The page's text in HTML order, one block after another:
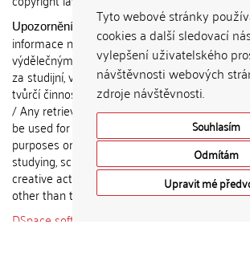
Tyto webové stránky
cookies a další sledovací
vylepšení uživatelského
návštěvnosti webových
zdroje návštěvnosti.
Souhlasím
Odmítám
Upravit mé
Upozornění / Notice: Získané
informace nemohou být použity k
výdělečným účelům nebo vydávány
za studijní, vědeckou nebo jinou
tvůrčí činnost jiné osoby než autora.
/ Any retrieved information shall not
be used for any commercial
purposes or claimed as results of
studying, scientific or any other
creative activities of any person
other than the author.
DSpace software